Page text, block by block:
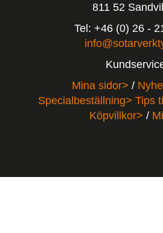
811 52
Tel: +46 (0) 26 -
Mina sidor> /
Specialbeställning> Tips
Köpvillkor> /